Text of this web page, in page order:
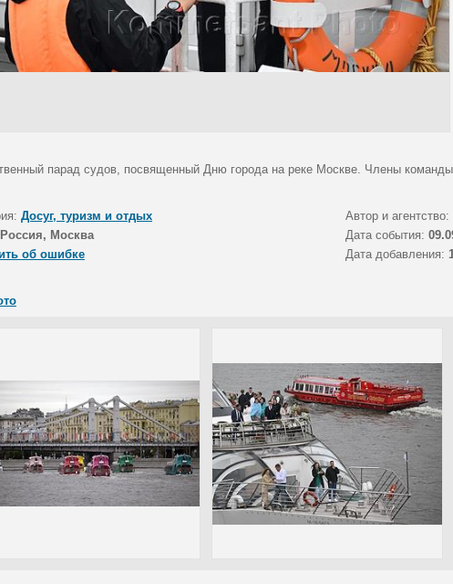
парад судов, посвященный Дню города на реке Москве. Члены
Досуг, туризм и отдых Автор и агентство:
Россия, Москва Дата события:
об ошибке
Дата добавления: